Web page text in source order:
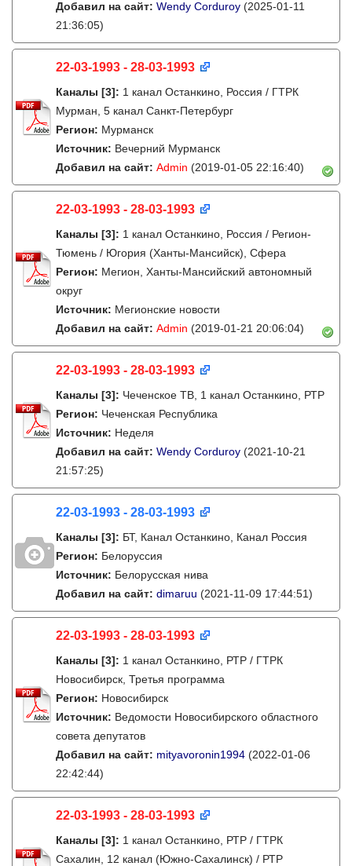
Добавил на сайт: Wendy Corduroy (2025-01-11
21:36:05)
22-03-1993 - 28-03-1993
Каналы [3]: 1 канал Останкино, Россия / ГТРК
Мурман, 5 канал Санкт-Петербург
Регион: Мурманск
Источник: Вечерний Мурманск
Добавил на сайт: Admin (2019-01-05 22:16:40)
22-03-1993 - 28-03-1993
Каналы [3]: 1 канал Останкино, Россия / Регион-
Тюмень / Югория (Ханты-Мансийск), Сфера
Регион: Мегион, Ханты-Мансийский автономный
округ
Источник: Мегионские новости
Добавил на сайт: Admin (2019-01-21 20:06:04)
22-03-1993 - 28-03-1993
Каналы [3]: Чеченское ТВ, 1 канал Останкино, РТР
Регион: Чеченская Республика
Источник: Неделя
Добавил на сайт: Wendy Corduroy (2021-10-21
21:57:25)
22-03-1993 - 28-03-1993
Каналы [3]: БТ, Канал Останкино, Канал Россия
Регион: Белоруссия
Источник: Белорусская нива
Добавил на сайт: dimaruu (2021-11-09 17:44:51)
22-03-1993 - 28-03-1993
Каналы [3]: 1 канал Останкино, РТР / ГТРК
Новосибирск, Третья программа
Регион: Новосибирск
Источник: Ведомости Новосибирского областного
совета депутатов
Добавил на сайт: mityavoronin1994 (2022-01-06
22:42:44)
22-03-1993 - 28-03-1993
Каналы [3]: 1 канал Останкино, РТР / ГТРК
Сахалин, 12 канал (Южно-Сахалинск) / РТР